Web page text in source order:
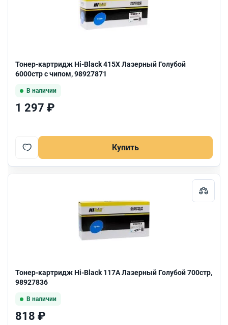
Тонер-картридж Hi-Black 415X Лазерный Голубой
6000стр с чипом, 98927871
В наличии
1 297 ₽
Купить
Тонер-картридж Hi-Black 117A Лазерный Голубой 700стр,
98927836
В наличии
818 ₽